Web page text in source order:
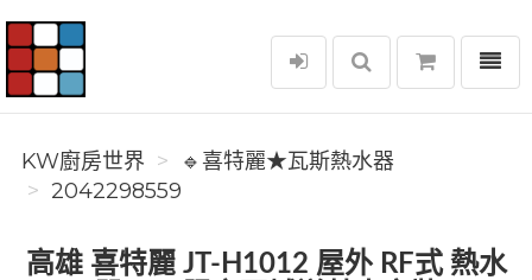
KW廚房世界
選單
KW廚房世界
🔹喜特麗★瓦斯熱水器
2042298559
高雄 喜特麗 JT-H1012 屋外 RF式 熱水